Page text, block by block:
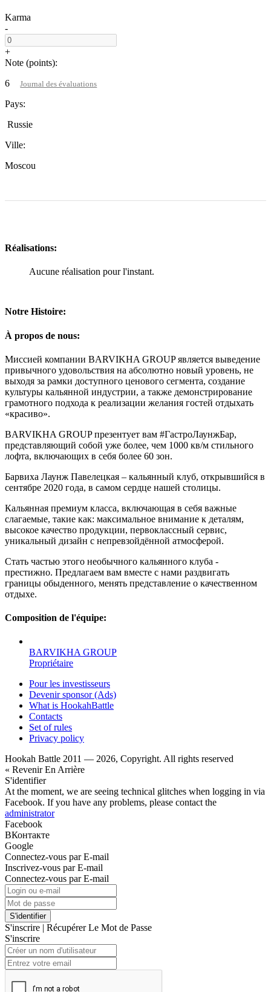
Karma
-
+
Note (points):
6
Journal des évaluations
Pays:
Russie
Ville:
Moscou
Réalisations:
Aucune réalisation pour l'instant.
Notre Histoire:
À propos de nous:
Миссией компании BARVIKHA GROUP является выведение
привычного удовольствия на абсолютно новый уровень, не
выходя за рамки доступного ценового сегмента, создание
культуры кальянной индустрии, а также демонстрирование
грамотного подхода к реализации желания гостей отдыхать
«красиво».
BARVIKHA GROUP презентует вам #ГастроЛаунжБар,
представляющий собой уже более, чем 1000 кв/м стильного
лофта, включающих в себя более 60 зон.
Барвиха Лаунж Павелецкая – кальянный клуб, открывшийся в
сентябре 2020 года, в самом сердце нашей столицы.
Кальянная премиум класса, включающая в себя важные
слагаемые, такие как: максимальное внимание к деталям,
высокое качество продукции, первоклассный сервис,
уникальный дизайн с непревзойдённой атмосферой.
Стать частью этого необычного кальянного клуба -
престижно. Предлагаем вам вместе с нами раздвигать
границы обыденного, менять представление о качественном
отдыхе.
Composition de l'équipe:
BARVIKHA GROUP
Propriétaire
Pour les investisseurs
Devenir sponsor (Ads)
What is HookahBattle
Contacts
Set of rules
Privacy policy
Hookah Battle 2011 — 2026, Copyright. All rights reserved
« Revenir En Arrière
S'identifier
At the moment, we are seeing technical glitches when logging in via
Facebook. If you have any problems, please contact the
administrator
Facebook
ВКонтакте
Google
Connectez-vous par E-mail
Inscrivez-vous par E-mail
Connectez-vous par E-mail
S'identifier
S'inscrire | Récupérer Le Mot de Passe
S'inscrire